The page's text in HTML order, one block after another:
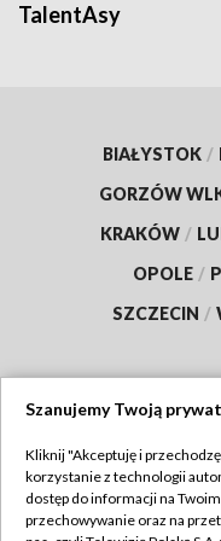
TalentAsy
BIAŁYSTOK /
GORZÓW
KRAKÓW /
OPOLE /
SZCZECIN /
Abonament TVP
Szanujemy Twoją
Kliknij "Akceptuję i
korzystanie z technologii
dostęp do informacji na
przechowywanie oraz na